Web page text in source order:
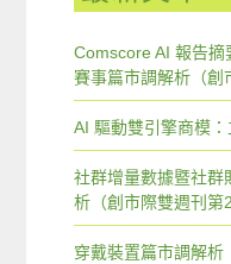
Comscore AI 報告
賽事篇市調解析（創
AI 驅動雙引擎商模
社群增量數據暨社群
析（創市際雙週刊第
穿戴裝置篇市調解析